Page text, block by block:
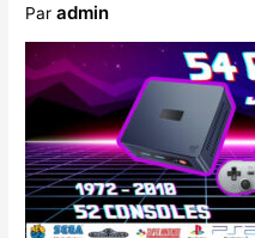
Paradmin